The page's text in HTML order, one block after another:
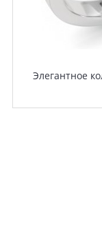
Элегантное